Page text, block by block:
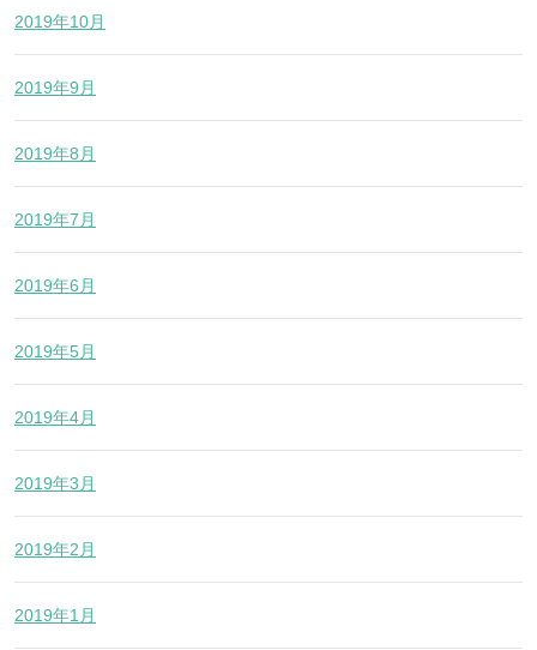
2019年10月
2019年9月
2019年8月
2019年7月
2019年6月
2019年5月
2019年4月
2019年3月
2019年2月
2019年1月